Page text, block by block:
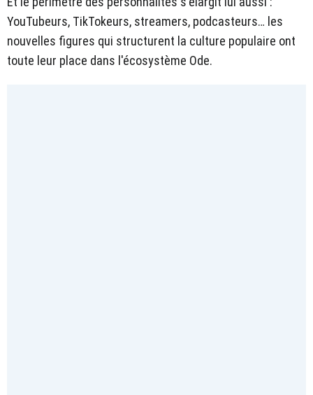
YouTubeurs, TikTokeurs, streamers, podcasteurs… les
nouvelles figures qui structurent la culture populaire ont
toute leur place dans l'écosystème Ode.